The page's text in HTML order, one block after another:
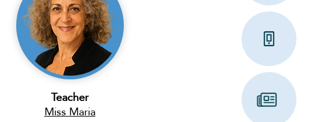
Teacher
Miss Maria